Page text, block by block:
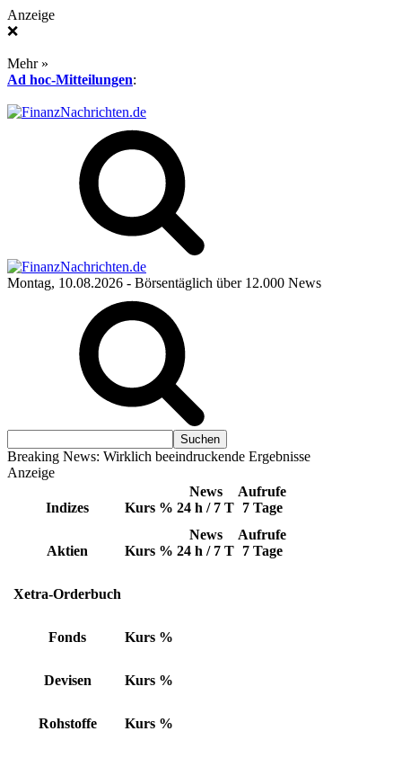
Anzeige
❌
Mehr »
Ad hoc-Mitteilungen:
Montag, 10.08.2026 - Börsentäglich über 12.000 News
Breaking News: Wirklich beeindruckende Ergebnisse
Anzeige
Indizes Kurs %
News
24 h / 7 T
Aufrufe
7 Tage
Aktien Kurs %
News
24 h / 7 T
Aufrufe
7 Tage
Xetra-Orderbuch
Fonds Kurs %
Devisen Kurs %
Rohstoffe Kurs %